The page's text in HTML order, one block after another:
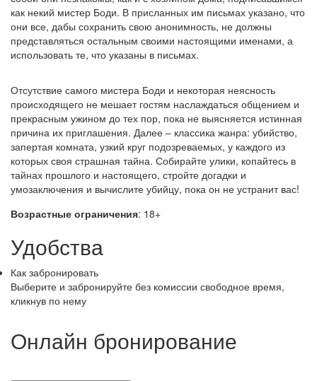
как некий мистер Боди. В присланных им письмах указано, что
они все, дабы сохранить свою анонимность, не должны
представляться остальным своими настоящими именами, а
использовать те, что указаны в письмах.
Отсутствие самого мистера Боди и некоторая неясность
происходящего не мешает гостям наслаждаться общением и
прекрасным ужином до тех пор, пока не выясняется истинная
причина их приглашения. Далее – классика жанра: убийство,
запертая комната, узкий круг подозреваемых, у каждого из
которых своя страшная тайна. Собирайте улики, копайтесь в
тайнах прошлого и настоящего, стройте догадки и
умозаключения и вычислите убийцу, пока он не устранит вас!
Возрастные ограничения: 18+
Удобства
Как забронировать
Выберите и забронируйте без комиссии свободное время,
кликнув по нему
Онлайн бронирование